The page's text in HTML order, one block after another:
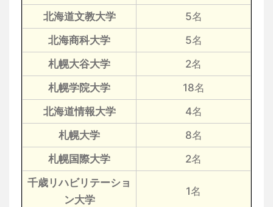
北海道文教大学
5名
北海商科大学
5名
札幌大谷大学
2名
札幌学院大学
18名
北海道情報大学
4名
札幌大学
8名
札幌国際大学
2名
千歳リハビリテーショ
ン大学
1名